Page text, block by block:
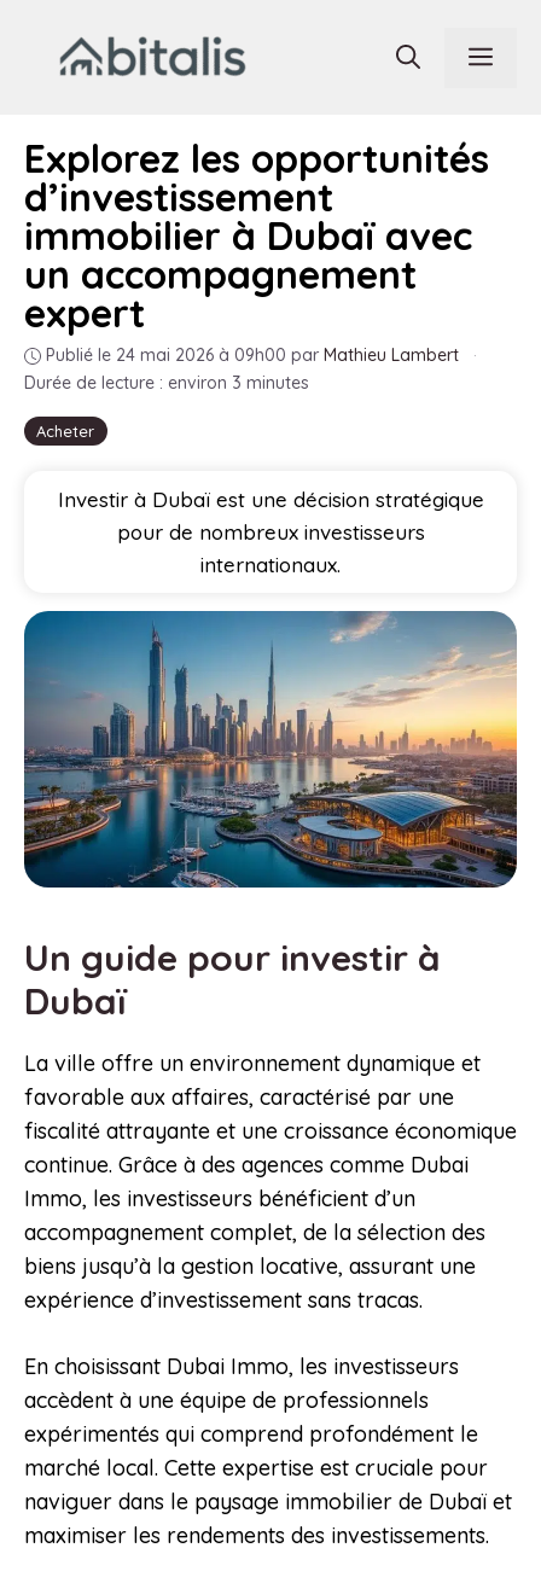
contenu
Acheter
Explorez les opportunités
d’investissement
immobilier à Dubaï avec
un accompagnement
expert
Publié le 24 mai 2026 à 09h00 par Mathieu Lambert
·
Durée de lecture : environ 3 minutes
Investir à Dubaï est une décision stratégique
pour de nombreux investisseurs
internationaux.
Un guide pour investir à
Dubaï
La ville offre un environnement dynamique et
favorable aux affaires, caractérisé par une
fiscalité attrayante et une croissance économique
continue. Grâce à des agences comme Dubai
Immo, les investisseurs bénéficient d’un
accompagnement complet, de la sélection des
biens jusqu’à la gestion locative, assurant une
expérience d’investissement sans tracas.
En choisissant Dubai Immo, les investisseurs
accèdent à une équipe de professionnels
expérimentés qui comprend profondément le
marché local. Cette expertise est cruciale pour
naviguer dans le paysage immobilier de Dubaï et
maximiser les rendements des investissements.